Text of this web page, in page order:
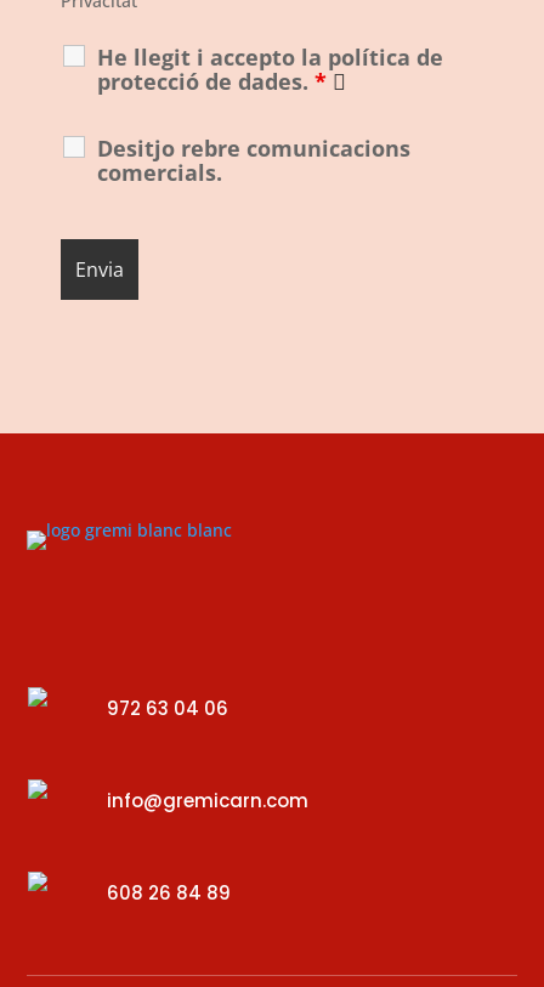
He llegit i accepto la política de
protecció de dades. *
Desitjo rebre comunicacions
comercials.
972 63 04 06
info@gremicarn.com
608 26 84 89